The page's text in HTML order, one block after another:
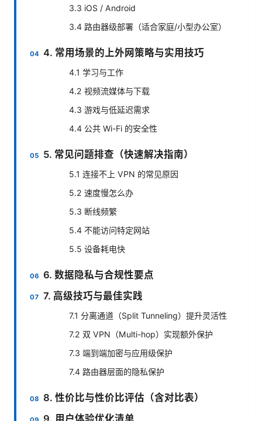
3.3 iOS / Android
3.4 路由器级部署（适合家庭/小型办公室）
4. 常用场景的上外网策略与实用技巧
4.1 学习与工作
4.2 视频流媒体与下载
4.3 游戏与低延迟需求
4.4 公共 Wi-Fi 的安全性
5. 常见问题排查（快速解决指南）
5.1 连接不上 VPN 的常见原因
5.2 速度慢怎么办
5.3 断线频繁
5.4 不能访问特定网站
5.5 设备耗电快
6. 数据隐私与合规性要点
7. 高级技巧与最佳实践
7.1 分离通道（Split Tunneling）提升灵活性
7.2 双 VPN（Multi-hop）实现额外保护
7.3 端到端加密与应用级保护
7.4 路由器层面的隐私保护
8. 性价比与性价比评估（含对比表）
9. 用户体验优化清单